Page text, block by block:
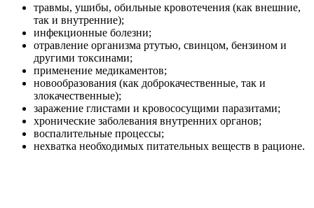
травмы, ушибы, обильные кровотечения (как внешние,
так и внутренние);
инфекционные болезни;
отравление организма ртутью, свинцом, бензином и
другими токсинами;
применение медикаментов;
новообразования (как доброкачественные, так и
злокачественные);
заражение глистами и кровососущими паразитами;
хронические заболевания внутренних органов;
воспалительные процессы;
нехватка необходимых питательных веществ в рационе.